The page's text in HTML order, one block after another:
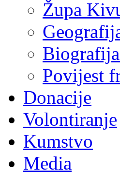
Župa
Povijest
Donacije
Volontiranje
Kumstvo
Media